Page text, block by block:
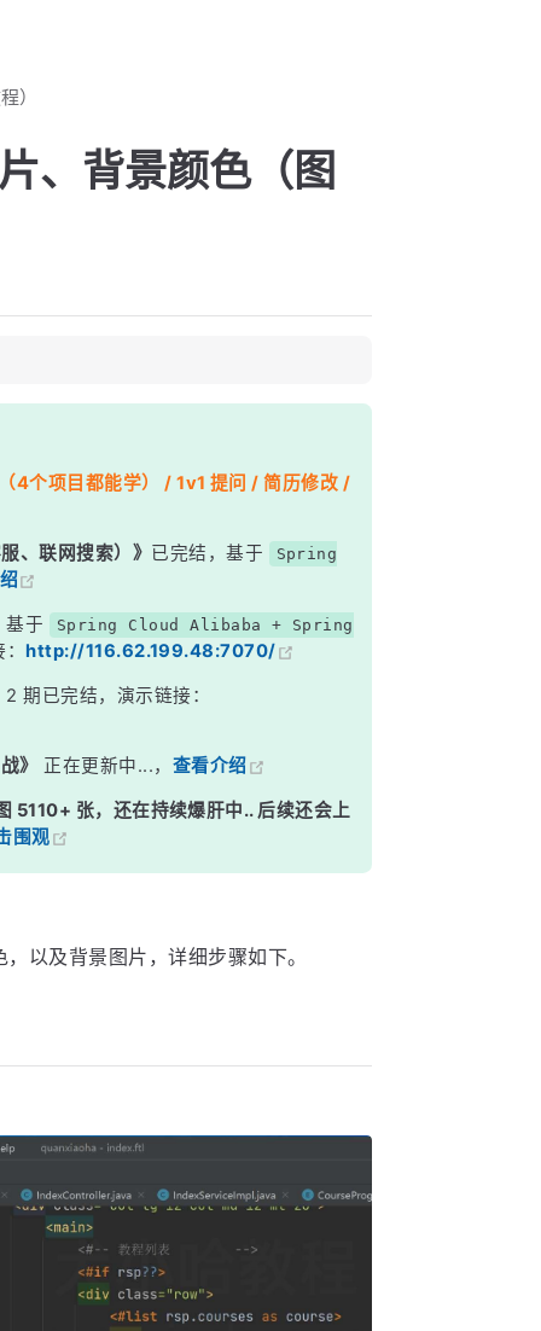
）
、背景颜色（图
4个项目都能学） / 1v1 提问 / 简历修改 /
、联网搜索）》 已完结，基于 Spring
于 Spring Cloud Alibaba + Spring
：http://116.62.199.48:7070/
2 期已完结，演示链接：
》 正在更新中...， 查看介绍
5110+ 张，还在持续爆肝中.. 后续还会上
围观
以及背景图片，详细步骤如下。